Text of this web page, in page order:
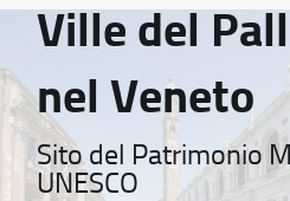
Ville del
nel Veneto
Sito del Patrimonio
UNESCO